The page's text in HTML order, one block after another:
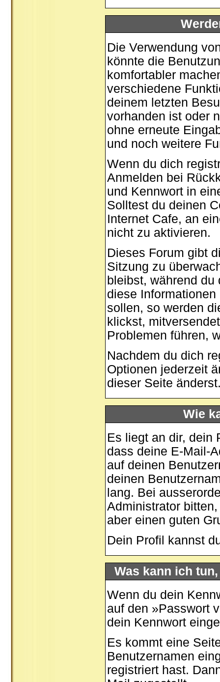
Die Verwendung
könnte die
komfortabler
verschiedene
deinem letzten
vorhanden ist oder
ohne erneute
und noch weitere
Wenn du dich
Anmelden bei
und Kennwort in
Solltest du deinen
Internet Cafe, an
nicht zu aktivieren.
Dieses Forum gibt
Sitzung zu
bleibst, während
diese
sollen, so werden
klickst,
Problemen führen,
Nachdem du dich
Optionen jederzeit
dieser Seite
Wie
Es liegt an dir, dein
dass deine E-Mail-
auf deinen
deinen
lang. Bei
Administrator
aber einen guten
Dein Profil kannst
Was kann ich
Wenn du dein
auf den »Passwort
dein Kennwort
Es kommt eine
Benutzernamen
registriert hast.